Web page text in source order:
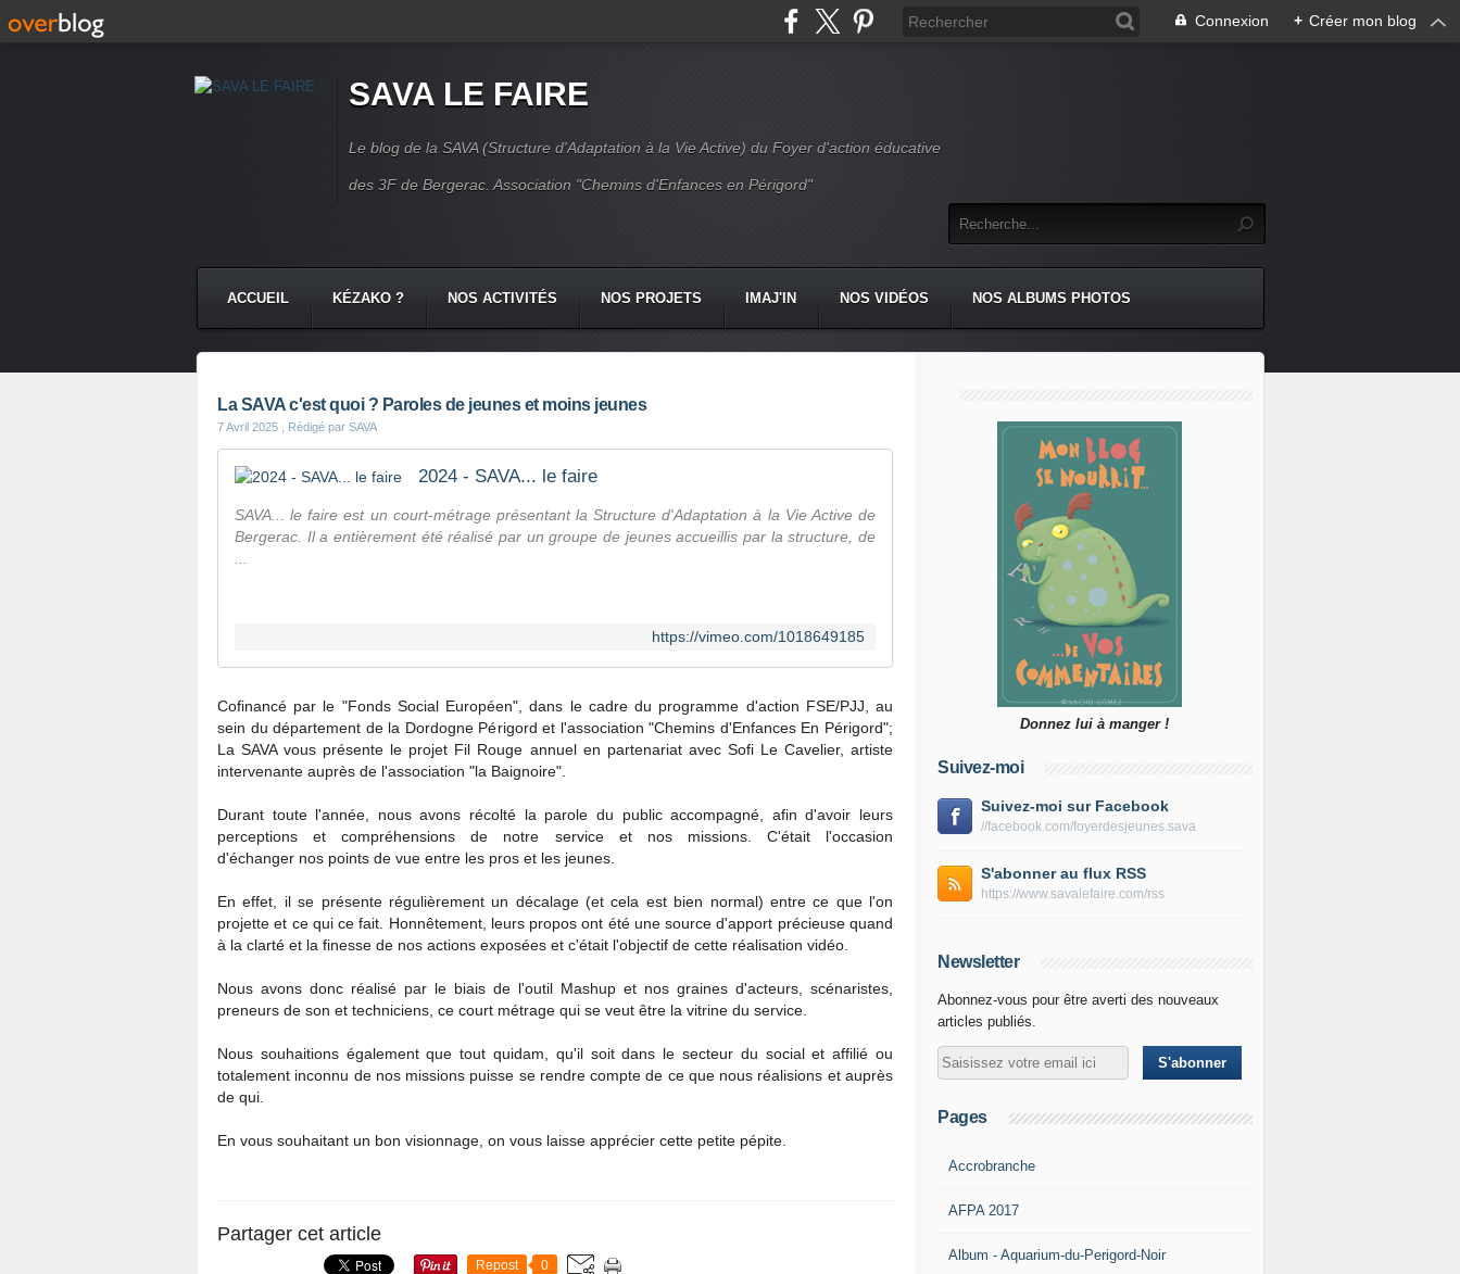
Connexion + Créer mon blog
SAVA LE FAIRE
Le blog de la SAVA (Structure d'Adaptation à la Vie Active) du Foyer d'action éducative
des 3F de Bergerac. Association "Chemins d'Enfances en Périgord"
ACCUEIL KÉZAKO ? NOS ACTIVITÉS NOS PROJETS IMAJ'IN NOS VIDÉOS NOS ALBUMS PHOTOS
La SAVA c'est quoi ? Paroles de jeunes et moins jeunes
7 Avril 2025 , Rédigé par SAVA
2024 - SAVA... le faire
SAVA... le faire est un court-métrage présentant la Structure d'Adaptation à la Vie Active de
Bergerac. Il a entièrement été réalisé par un groupe de jeunes accueillis par la structure, de
https://vimeo.com/1018649185
Cofinancé par le "Fonds Social Européen", dans le cadre du programme d'action FSE/PJJ, au
sein du département de la Dordogne Périgord et l'association "Chemins d'Enfances En Périgord";
La SAVA vous présente le projet Fil Rouge annuel en partenariat avec Sofi Le Cavelier, artiste
intervenante auprès de l'association "la Baignoire".
Durant toute l'année, nous avons récolté la parole du public accompagné, afin d'avoir leurs
perceptions et compréhensions de notre service et nos missions. C'était l'occasion
d'échanger nos points de vue entre les pros et les jeunes.
En effet, il se présente régulièrement un décalage (et cela est bien normal) entre ce que l'on
projette et ce qui ce fait. Honnêtement, leurs propos ont été une source d'apport précieuse quand
à la clarté et la finesse de nos actions exposées et c'était l'objectif de cette réalisation vidéo.
Nous avons donc réalisé par le biais de l'outil Mashup et nos graines d'acteurs, scénaristes,
preneurs de son et techniciens, ce court métrage qui se veut être la vitrine du service.
Nous souhaitions également que tout quidam, qu'il soit dans le secteur du social et affilié ou
totalement inconnu de nos missions puisse se rendre compte de ce que nous réalisions et auprès
de qui.
En vous souhaitant un bon visionnage, on vous laisse apprécier cette petite pépite.
Partager cet article
Repost 0
Donnez lui à manger !
Suivez-moi
Suivez-moi sur Facebook
//facebook.com/foyerdesjeunes.sava
S'abonner au flux RSS
https://www.savalefaire.com/rss
Newsletter
Abonnez-vous pour être averti des nouveaux
articles publiés.
Pages
Accrobranche
AFPA 2017
Album - Aquarium-du-Perigord-Noir